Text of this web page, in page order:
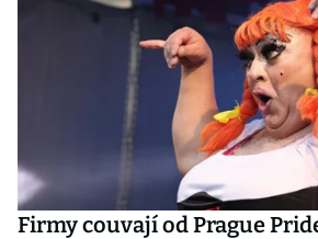
Firmy couvají od Prague